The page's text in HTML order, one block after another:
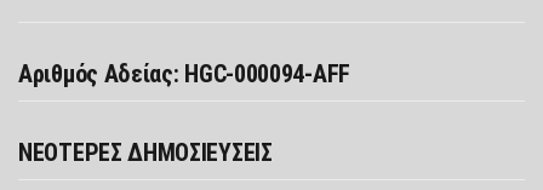
Αριθμός Αδείας: HGC-000094-AFF
ΝΕΟΤΕΡΕΣ ΔΗΜΟΣΙΕΥΣΕΙΣ